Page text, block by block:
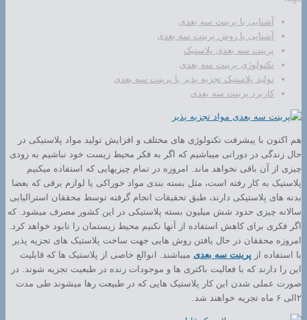
آشنایی با پرینت سه بعدی
آشنایی با روش پرینت سه بعدی
پرینت سه بعدی پلاستیک
تکنولوژی پرینت سه بعدی
تولید پلاستیک تجزیه پذیر با پرینت سه بعدی
کاربرد پرینت سه بعدی
هم اکنون با پیشرفت تکنولوژی های مختلف و افزایش تولید مواد پلاستیکی در
حال زندگی در دورانی میباشیم که اگر به فکر محیط زیست خود نباشیم به زودی
چیزی از آن باقی نخواهد ماند. امروزه در تمام چیزیهایی که استفاده میکنیم
پلاستیک به کار رفته است، مثل بسته بندی مواد خوراکی یا لوازم برقی که بعضا
بدنه های پلاستیکی دارند، طبق تحقیقات انجام گرفته توسط محققان استرالیایی
سالانه چیزی حدود شش میلیون بسته پلاستیکی در این کشور مصرف میشود. که
اگر فکری برای کاهش استفاده از آنها نکنیم محیط زیستمان را نابود خواهد کرد.
امروزه محققان در حال یافتن روش هایی جهت ساخت پلاستیک های تجزیه پذیر
با استفاده از پرینت سه بعدی میباشند. انوالع خاصی از پلاستیک ها که قابلیت
این را دارند که با فعالیت باکتری ها و موجودات زنده در طبعیت تجزیه شوند. در
صورت عملی شدن این کار پلاستیک هایی که در طبیعت رها میشوند طی مدت
۲الی ۶ ماه تجریه خواهند شد.